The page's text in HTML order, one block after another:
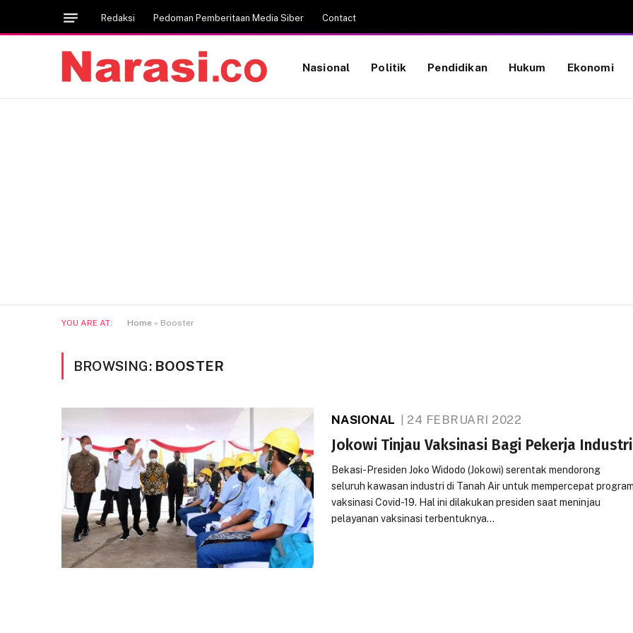
Redaksi Pedoman Pemberitaan Media Siber Contact
Nasional Politik Pendidikan Hukum Ekonomi
YOU ARE AT: Home » Booster
BROWSING: BOOSTER
NASIONAL 24 FEBRUARI 2022
Jokowi Tinjau Vaksinasi Bagi Pekerja Industri
Bekasi-Presiden Joko Widodo (Jokowi) serentak mendorong
seluruh kawasan industri di Tanah Air untuk mempercepat
vaksinasi Covid-19. Hal ini dilakukan presiden saat meninjau
pelayanan vaksinasi terbentuknya…